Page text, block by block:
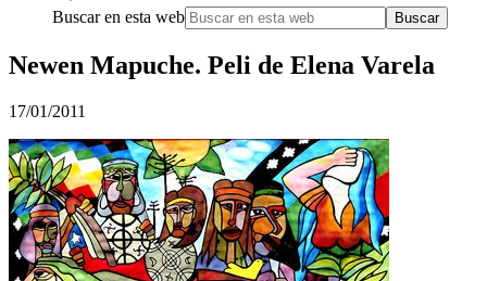
Buscar en esta web
Newen Mapuche. Peli de Elena Varela
17/01/2011